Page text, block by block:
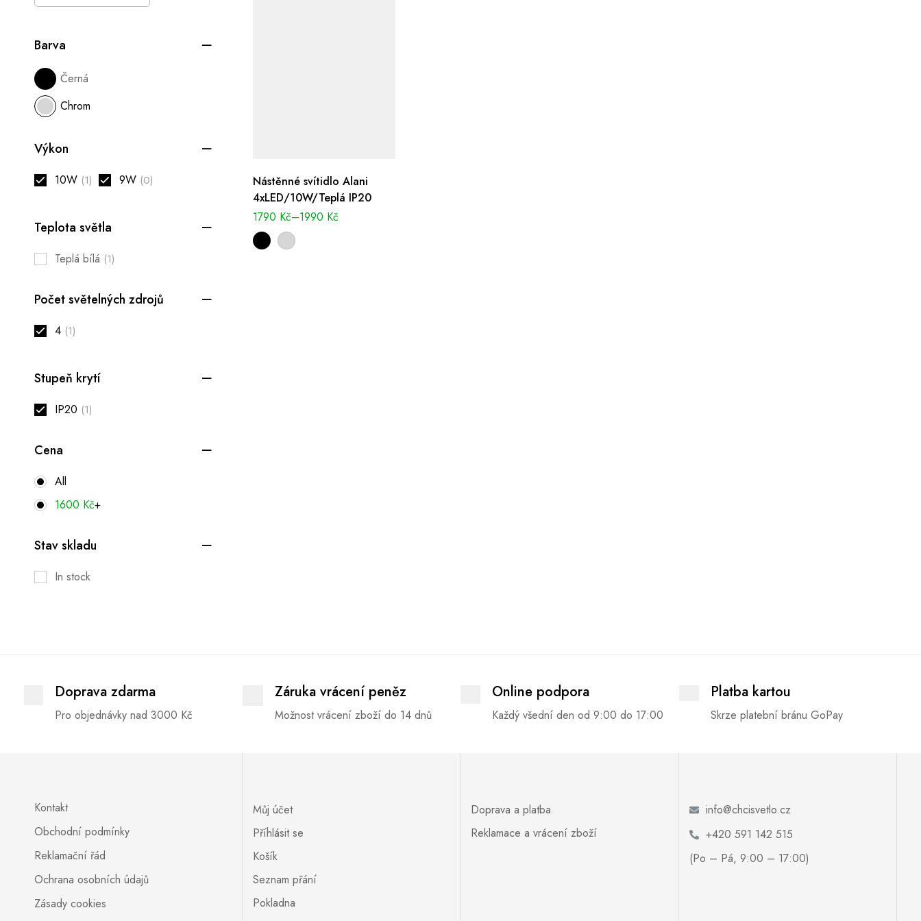
Barva
Černá
Chrom
Výkon
10W (1) 9W (0)
Teplota světla
Teplá bílá (1)
Počet světelných zdrojů
4 (1)
Stupeň krytí
IP20 (1)
Cena
All
1600 Kč+
Stav skladu
In stock
Nástěnné svítidlo Alani
4xLED/10W/Teplá IP20
1790 Kč–1990 Kč
Doprava zdarma
Pro objednávky nad 3000 Kč
Záruka vrácení peněz
Možnost vrácení zboží do 14 dnů
Online podpora
Každý všední den od 9:00 do 17:00
Platba kartou
Skrze platební bránu GoPay
Kontakt
Obchodní podmínky
Reklamační řád
Ochrana osobních údajů
Zásady cookies
Můj účet
Příhlásit se
Košík
Seznam přání
Pokladna
Doprava a platba
Reklamace a vrácení zboží
info@chcisvetlo.cz
+420 591 142 515
(Po – Pá, 9:00 – 17:00)